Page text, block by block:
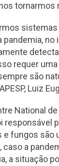
tornarmos
no
requer
são
Luiz
National
responsável
e fungos são
caso a
a situação